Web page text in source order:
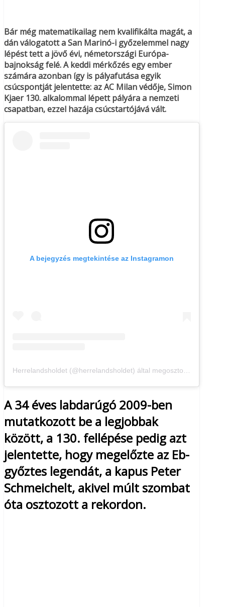
Bár még matematikailag nem kvalifikálta magát, a
dán válogatott a San Marinó-i győzelemmel nagy
lépést tett a jövő évi, németországi Európa-
bajnokság felé. A keddi mérkőzés egy ember
számára azonban így is pályafutása egyik
csúcspontját jelentette: az AC Milan védője, Simon
Kjaer 130. alkalommal lépett pályára a nemzeti
csapatban, ezzel hazája csúcstartójává vált.
A bejegyzés megtekintése az Instagramon
Herrelandsholdet (@herrelandsholdet) által megosztott bejegyzés
A 34 éves labdarúgó 2009-ben
mutatkozott be a legjobbak
között, a 130. fellépése pedig azt
jelentette, hogy megelőzte az Eb-
győztes legendát, a kapus Peter
Schmeichelt, akivel múlt szombat
óta osztozott a rekordon.